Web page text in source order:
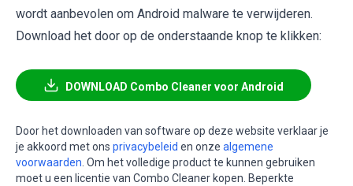
wordt aanbevolen om Android malware te verwijderen.
Download het door op de onderstaande knop te klikken:
DOWNLOAD Combo Cleaner voor Android
Door het downloaden van software op deze website verklaar je
je akkoord met ons privacybeleid en onze algemene
voorwaarden . Om het volledige product te kunnen gebruiken
moet u een licentie van Combo Cleaner kopen. Beperkte